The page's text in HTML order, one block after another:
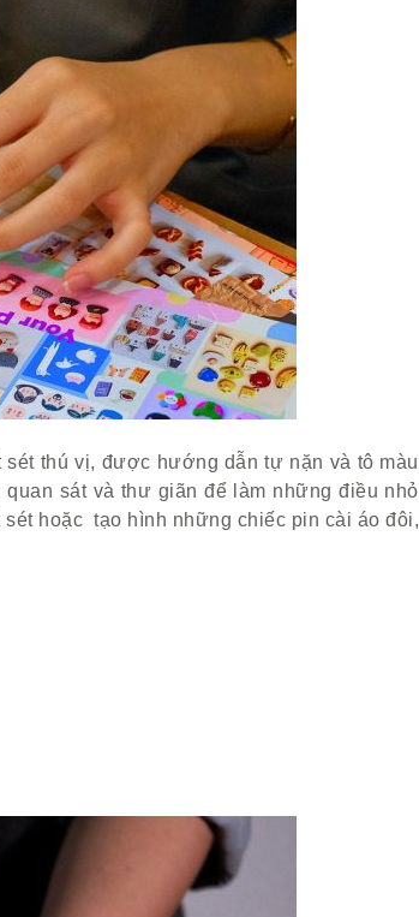
thú vị, được hướng dẫn tự nặn và tô màu
sát và thư giãn để làm những điều nhỏ
hoặc tạo hình những chiếc pin cài áo đôi,